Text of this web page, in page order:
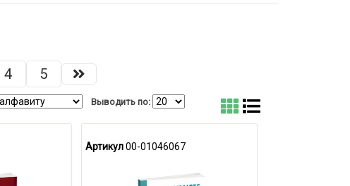
4 5
Выводить по:
Артикул00-01046067